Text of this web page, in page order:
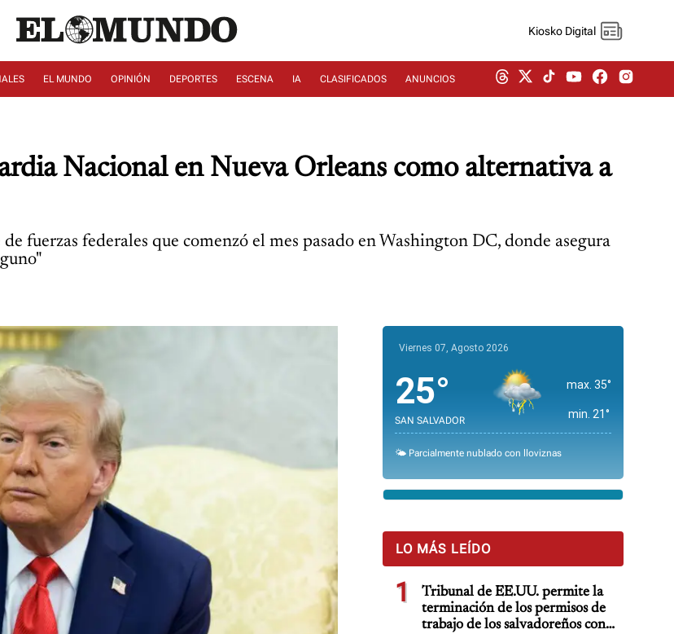
Kiosko Digital
EL MUNDO OPINIÓN DEPORTES ESCENA IA CLASIFICADOS ANUNCIOS
Nacional en Nueva Orleans como alternativa a
fuerzas federales que comenzó el mes pasado en Washington DC, donde asegura
Viernes 07, Agosto 2026
25°
SAN SALVADOR
max. 35°
min. 21°
🌤️ Parcialmente nublado con lloviznas
LO MÁS LEÍDO
1
Tribunal de EE.UU. permite la
terminación de los permisos de
trabajo de los salvadoreños con